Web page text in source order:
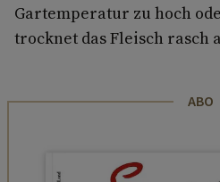
Gartemperatur zu hoch
trocknet das Fleisch rasch
ABO